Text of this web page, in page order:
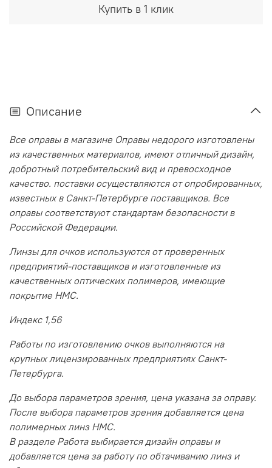
Купить в 1 клик
Описание
Все оправы в магазине Оправы недорого изготовлены
из качественных материалов, имеют отличный дизайн,
добротный потребительский вид и превосходное
качество. поставки осуществляются от опробированных,
известных в Санкт-Петербурге поставщиков. Все
оправы соответствуют стандартам безопасности в
Российской Федерации.
Линзы для очков используются от проверенных
предприятий-поставщиков и изготовленные из
качественных оптических полимеров, имеющие
покрытие HMC.
Индекс 1,56
Работы по изготовлению очков выполняются на
крупных лицензированных предприятиях Санкт-
Петербурга.
До выбора параметров зрения, цена указана за оправу.
После выбора параметров зрения добавляется цена
полимерных линз HMC.
В разделе Работа выбирается дизайн оправы и
добавляется цена за работу по обтачиванию линз и